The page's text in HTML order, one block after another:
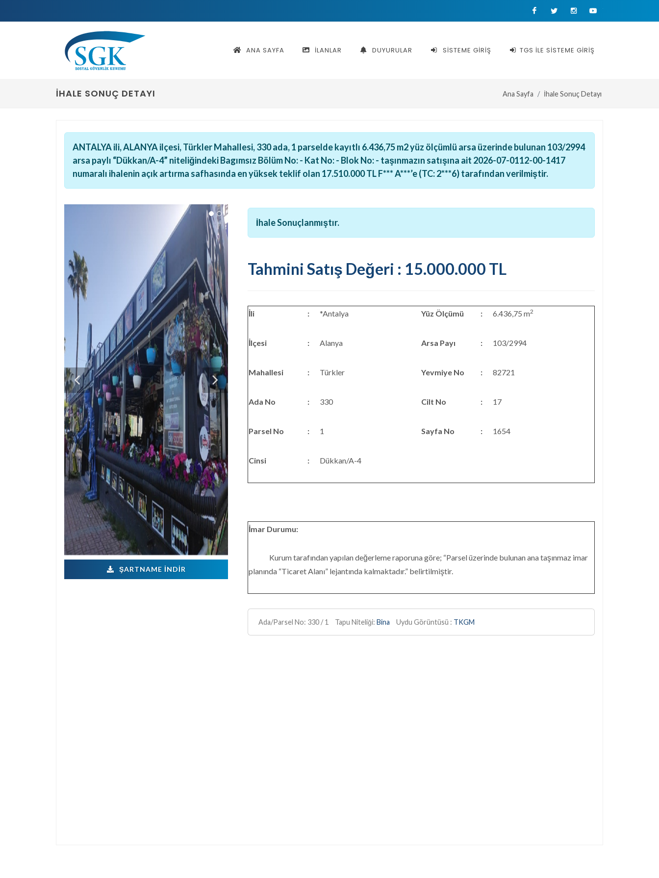
FacebookTwitter Instagram
ANA SAYFA İLANLAR DUYURULAR SİSTEME GİRİŞ TGS İLE SİSTEME GİRİŞ
İHALE SONUÇ DETAYI Ana Sayfa İhale Sonuç Detayı
ANTALYA ili, ALANYA ilçesi, Türkler Mahallesi, 330 ada, 1 parselde kayıtlı 6.436,75 m2 yüz ölçümlü arsa üzerinde bulunan 103/2994
arsa paylı “Dükkan/A-4” niteliğindeki Bagımsız Bölüm No: - Kat No: - Blok No: - taşınmazın satışına ait 2026-07-0112-00-1417
numaralı ihalenin açık artırma safhasında en yüksek teklif olan 17.510.000 TL F*** A***’e (TC: 2***6) tarafından verilmiştir.
ŞARTNAME İNDIR
İhale Sonuçlanmıştır.
Tahmini Satış Değeri : 15.000.000 TL
İli : *Antalya Yüz Ölçümü : 6.436,75 m2
İlçesi : Alanya Arsa Payı : 103/2994
Mahallesi : Türkler Yevmiye No : 82721
Ada No : 330 Cilt No : 17
Parsel No : 1 Sayfa No : 1654
Cinsi : Dükkan/A-4
İmar Durumu:
Kurum tarafından yapılan değerleme raporuna göre; “Parsel üzerinde bulunan ana taşınmaz imar
planında “Ticaret Alanı” lejantında kalmaktadır.” belirtilmiştir.
Ada/Parsel No: 330 / 1 Tapu Niteliği: Bina Uydu Görüntüsü : TKGM